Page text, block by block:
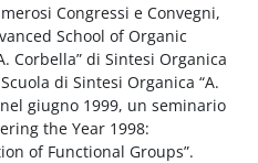
Congressi e Convegni,
School of Organic
Corbella” di Sintesi Organica
di Sintesi Organica “A.
giugno 1999, un seminario
the Year 1998:
of Functional Groups”.